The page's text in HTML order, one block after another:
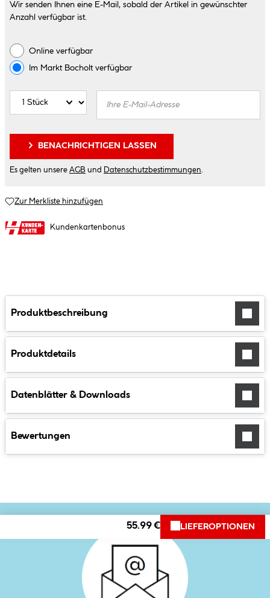
Wir senden Ihnen eine E-Mail, sobald der Artikel in gewünschter
Anzahl verfügbar ist.
Online verfügbar
Im Markt Bocholtverfügbar
BENACHRICHTIGEN LASSEN
Es gelten unsere AGB und Datenschutzbestimmungen
Zur Merkliste hinzufügen
Kundenkartenbonus
Produktbeschreibung
Produktdetails
Datenblätter & Downloads
Bewertungen
55.99 € LIEFEROPTIONEN